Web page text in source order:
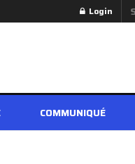
Login
COMMUNIQUÉ